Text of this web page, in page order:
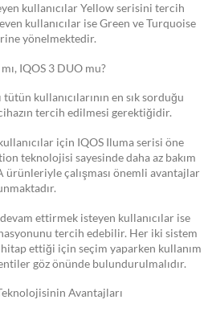
kullanıcılar Yellow serisini tercih
kullanıcılar ise Green ve Turquoise
yönelmektedir.
IQOS 3 DUO mu?
kullanıcılarının en sık sorduğu
tercih edilmesi gerektiğidir.
için IQOS Iluma serisi öne
teknolojisi sayesinde daha az bakım
ürünleriyle çalışması önemli avantajlar
devam ettirmek isteyen kullanıcılar ise
tercih edebilir. Her iki sistem
ettiği için seçim yaparken kullanım
göz önünde bulundurulmalıdır.
Avantajları